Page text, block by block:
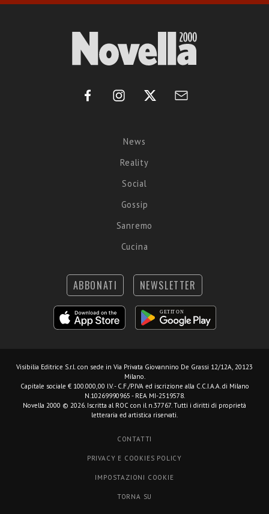
News
Reality
Social
Gossip
Sanremo
Cucina
ABBONATI NEWSLETTER
Visibilia Editrice S.r.l. con sede in Via Privata Giovannino De Grassi 12/12A, 20123
Milano.
Capitale sociale € 100.000,00 I.V. - C.F./P.IVA ed iscrizione alla C.C.I.A.A. di Milano
N.10269990965 - REA MI-2519578.
Novella 2000 © 2026. Iscritta al ROC con il n.37767. Tutti i diritti di proprietà
letteraria ed artistica riservati.
CONTATTI
PRIVACY E COOKIES POLICY
IMPOSTAZIONI COOKIE
TORNA SU